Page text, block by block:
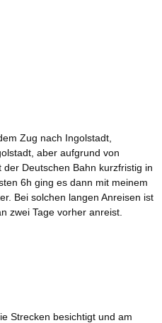
Zug nach Ingolstadt,
aber aufgrund von
Deutschen Bahn kurzfristig in
6h ging es dann mit meinem
Bei solchen langen Anreisen ist
zwei Tage vorher anreist.
Strecken besichtigt und am